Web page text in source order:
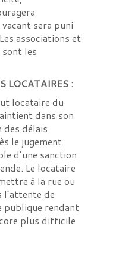
sera puni
associations et
les
LOCATAIRES :
locataire du
dans son
des délais
le jugement
d’une sanction
Le locataire
à la rue ou
l’attente de
publique rendant
plus difficile